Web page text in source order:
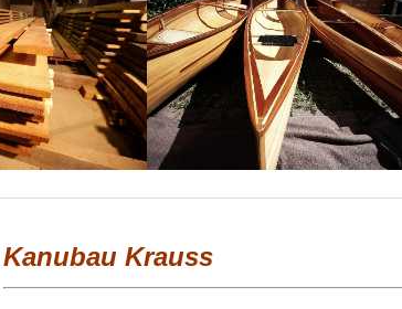
Kanubau Krauss